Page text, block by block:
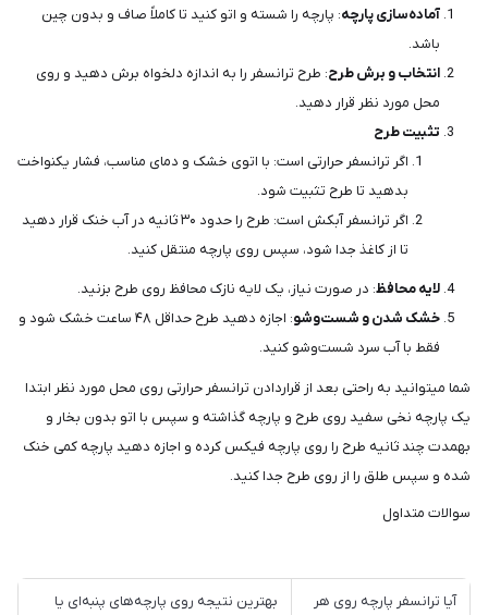
آماده‌سازی پارچه: پارچه را شسته و اتو کنید تا کاملاً صاف و بدون چین
باشد.
انتخاب و برش طرح: طرح ترانسفر را به اندازه دلخواه برش دهید و روی
محل مورد نظر قرار دهید.
تثبیت طرح
اگر ترانسفر حرارتی است: با اتوی خشک و دمای مناسب، فشار یکنواخت
بدهید تا طرح تثبیت شود.
اگر ترانسفر آبکش است: طرح را حدود ۳۰ ثانیه در آب خنک قرار دهید
تا از کاغذ جدا شود، سپس روی پارچه منتقل کنید.
لایه محافظ: در صورت نیاز، یک لایه نازک محافظ روی طرح بزنید.
خشک شدن و شست‌وشو
: اجازه دهید طرح حداقل ۴۸ ساعت خشک شود و
فقط با آب سرد شست‌وشو کنید.
شما میتوانید به راحتی بعد از قراردادن ترانسفر حرارتی روی محل مورد نظر ابتدا
یک پارچه نخی سفید روی طرح و پارچه گذاشته و سپس با اتو بدون بخار و
بهمدت چند ثانیه طرح را روی پارچه فیکس کرده و اجازه دهید پارچه کمی خنک
شده و سپس طلق را از روی طرح جدا کنید.
سوالات متداول
آیا ترانسفر پارچه روی هر
بهترین نتیجه روی پارچه‌های پنبه‌ای یا